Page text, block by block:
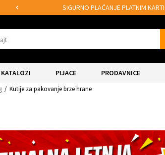
PLATNIM KARTICAMA!
KATALOZI PIJACE PRODAVNICE
Kutije za pakovanje brze hrane